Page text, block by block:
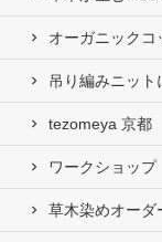
オーガニックコ
吊り編みニット
tezomeya 京都
ワークショップ
草木染めオーダ